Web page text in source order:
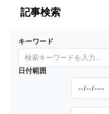
こか ス
テップ数
カバー率
が成否を
分ける
記事検索
キーワード
日付範囲